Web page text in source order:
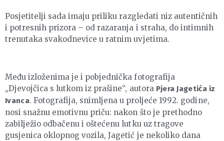
Posjetitelji sada imaju priliku razgledati niz autentičnih
i potresnih prizora – od razaranja i straha, do intimnih
trenutaka svakodnevice u ratnim uvjetima.
Među izloženima je i pobjednička fotografija
„Djevojčica s lutkom iz prašine“, autora Pjera Jagetića iz
Ivanca. Fotografija, snimljena u proljeće 1992. godine,
nosi snažnu emotivnu priču: nakon što je prethodno
zabilježio odbačenu i oštećenu lutku uz tragove
gusjenica oklopnog vozila, Jagetić je nekoliko dana